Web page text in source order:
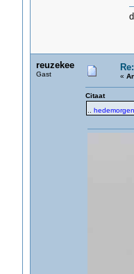
reuzekee
Gast «
Citaat